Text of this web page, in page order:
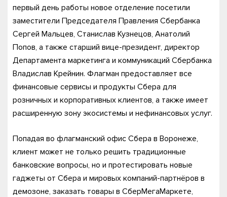
первый день работы новое отделение посетили
заместители Председателя Правления Сбербанка
Сергей Мальцев, Станислав Кузнецов, Анатолий
Попов, а также старший вице-президент, директор
Департамента маркетинга и коммуникаций Сбербанка
Владислав Крейнин. Флагман предоставляет все
финансовые сервисы и продукты Сбера для
розничных и корпоративных клиентов, а также имеет
расширенную зону экосистемы и нефинансовых услуг.
Попадая во флагманский офис Сбера в Воронеже,
клиент может не только решить традиционные
банковские вопросы, но и протестировать новые
гаджеты от Сбера и мировых компаний-партнёров в
демозоне, заказать товары в СберМегаМаркете,